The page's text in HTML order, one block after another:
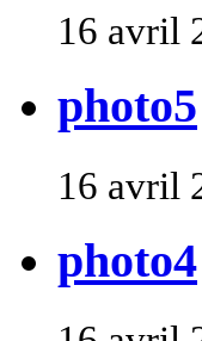
16 avril
photo5
16 avril
photo4